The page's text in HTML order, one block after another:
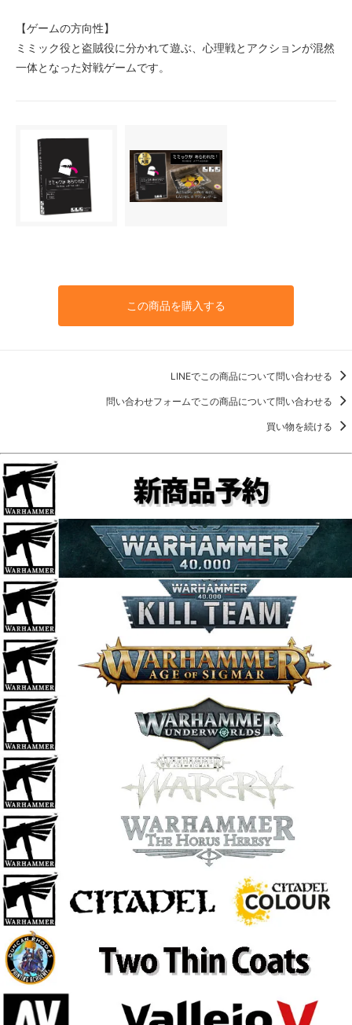
【ゲームの方向性】
ミミック役と盗賊役に分かれて遊ぶ、心理戦とアクションが混然
一体となった対戦ゲームです。
この商品を購入する
LINEでこの商品について問い合わせる
問い合わせフォームでこの商品について問い合わせる
買い物を続ける